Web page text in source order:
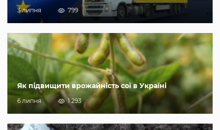
3 липня 799
Як підвищити врожайність сої в Україні
6 липня 1 293